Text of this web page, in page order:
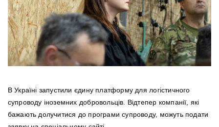
В Україні запустили єдину платформу для логістичного
супроводу іноземних добровольців. Відтепер компанії, які
бажають долучитися до програми супроводу, можуть подати